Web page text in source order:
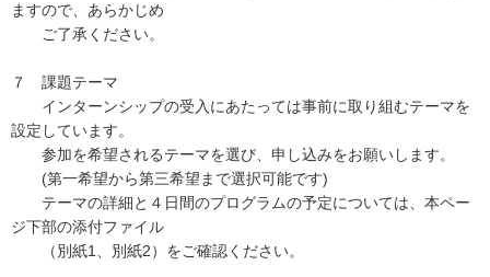
ますので、あらかじめ
ご了承ください。
７ 課題テーマ
インターンシップの受入にあたっては事前に取り組むテーマを
設定しています。
参加を希望されるテーマを選び、申し込みをお願いします。
(第一希望から第三希望まで選択可能です)
テーマの詳細と４日間のプログラムの予定については、本ペー
ジ下部の添付ファイル
（別紙1、別紙2）をご確認ください。